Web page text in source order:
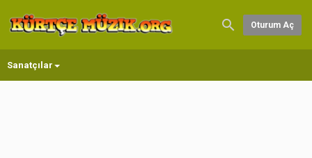
Oturum Aç
Sanatçılar